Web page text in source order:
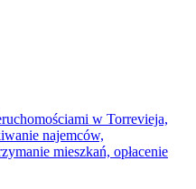
w Torrevieja,
najemców,
mieszkań, opłacenie